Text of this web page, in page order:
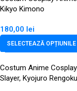
Kikyo Kimono
180,00 lei
SELECTEAZĂ OPȚIUNILE
Costum Anime
Slayer, Kyojuro Rengoku